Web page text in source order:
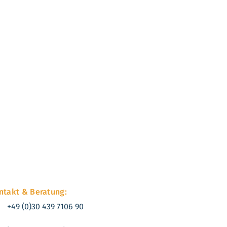
& Beratung:
+49 (0)30 439 7106 90